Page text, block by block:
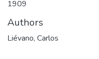
1909
Authors
Liévano, Carlos